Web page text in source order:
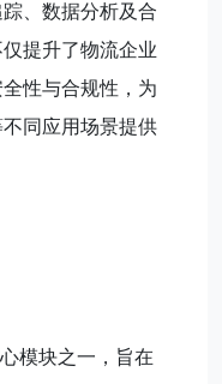
、数据分析及合
提升了物流企业
性与合规性，为
同应用场景提供
模块之一，旨在